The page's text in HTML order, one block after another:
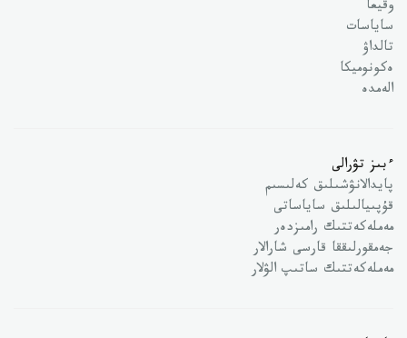
وقيعا
ساياسات
تالداۋ
ەكونوميكا
الەمدە
ءبىز تۋرالى
پايدالانۋشىلىق كەلىسىم
قۇپىيالىلىق ساياساتى
مەملەكەتتىك رامىزدەر
جەمقورلىققا قارسى شارالار
مەملەكەتتىك ساتىپ الۋلار